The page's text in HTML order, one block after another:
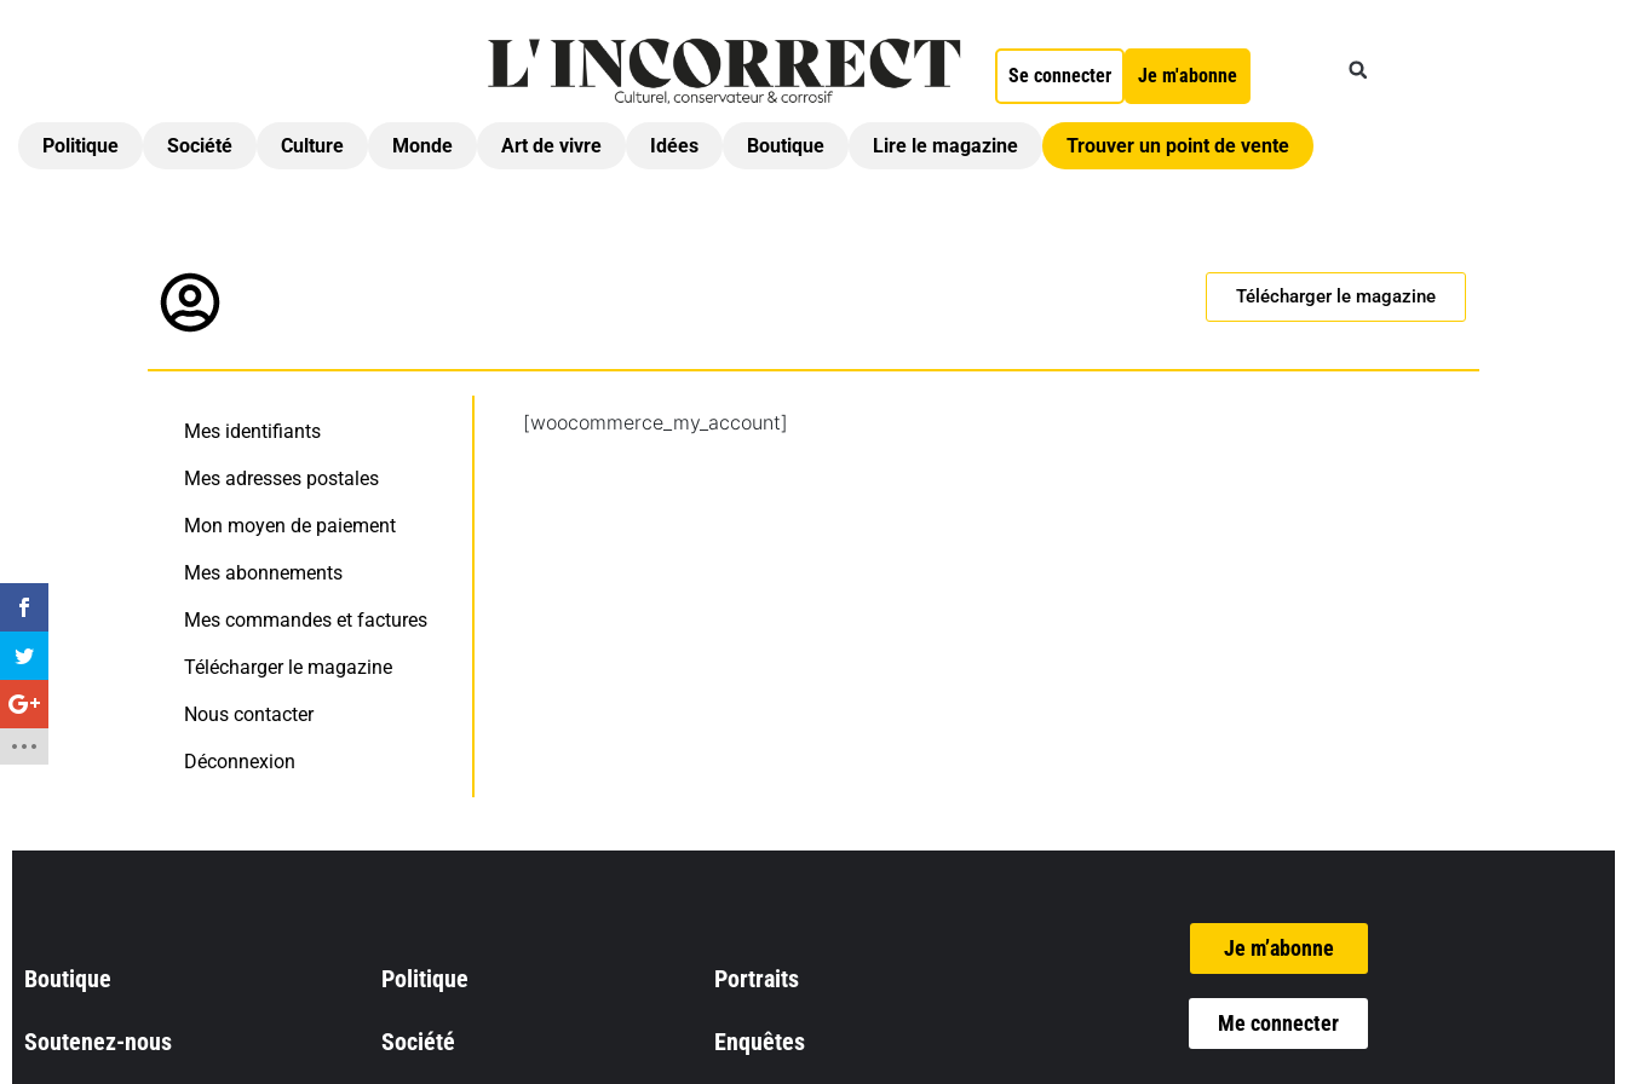
Se connecter Je m'abonne
Politique Société Culture Monde Art de vivre Idées Boutique Lire le magazine Trouver un point de vente
Télécharger le magazine
Mes identifiants
Mes adresses postales
Mon moyen de paiement
Mes abonnements
Mes commandes et factures
Télécharger le magazine
Nous contacter
Déconnexion
[woocommerce_my_account]
Boutique
Soutenez-nous
Politique
Société
Portraits
Enquêtes
Je m’abonne
Me connecter